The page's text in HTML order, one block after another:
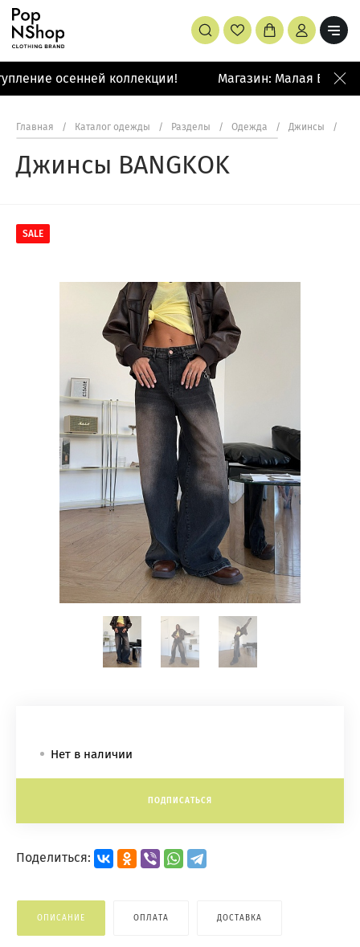
осенней коллекции! Магазин: Малая
Главная / Каталог одежды / Разделы / Одежда / Джинсы /
Джинсы BANGKOK
SALE
Нет в наличии
ПОДПИСАТЬСЯ
Поделиться:
ОПИСАНИЕ ОПЛАТА ДОСТАВКА